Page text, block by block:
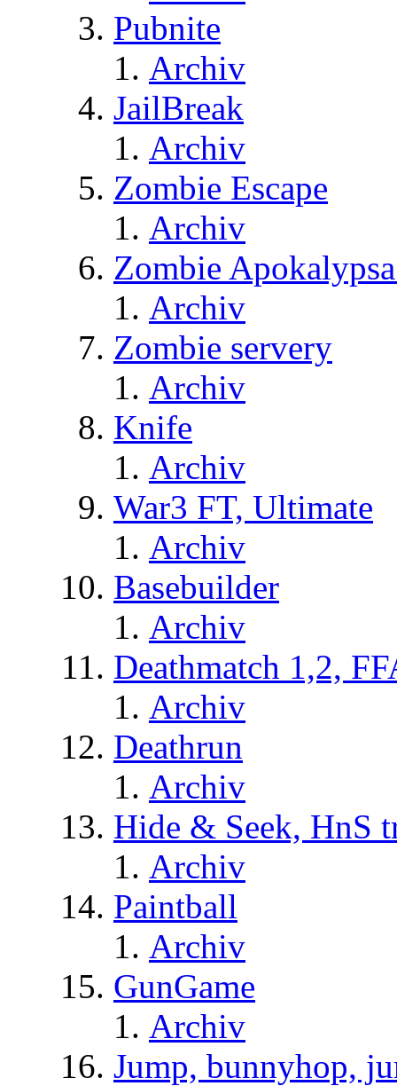
Pubnite
Archiv
JailBreak
Archiv
Zombie Escape
Archiv
Zombie
Archiv
Zombie servery
Archiv
Knife
Archiv
War3 FT, Ultimate
Archiv
Basebuilder
Archiv
Deathmatch 1,2,
Archiv
Deathrun
Archiv
Hide & Seek, HnS
Archiv
Paintball
Archiv
GunGame
Archiv
Jump, bunnyhop,